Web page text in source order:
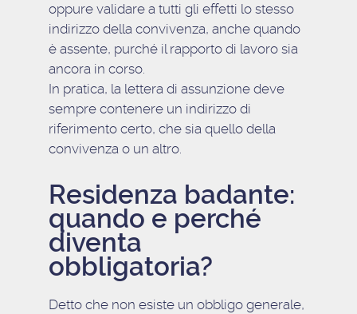
oppure validare a tutti gli effetti lo stesso
indirizzo della convivenza, anche quando
è assente, purché il rapporto di lavoro sia
ancora in corso.
In pratica, la lettera di assunzione deve
sempre contenere un indirizzo di
riferimento certo, che sia quello della
convivenza o un altro.
Residenza badante:
quando e perché
diventa
obbligatoria?
Detto che non esiste un obbligo generale,